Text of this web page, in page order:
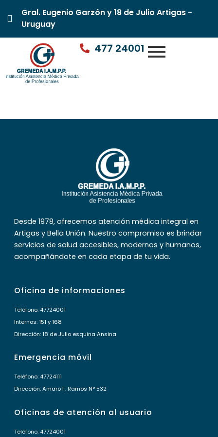
Gral. Eugenio Garzón y 18 de Julio Artigas -
Uruguay
477 24001
Desde 1978, ofrecemos atención médica integral en
Artigas y Bella Unión. Nuestro compromiso es brindar
servicios de salud accesibles, modernos y humanos,
acompañándote en cada etapa de tu vida.
Oficina de informaciones
Teléfono: 47724001
Internos: 151 y 168
Dirección: 18 de Julio esquina Ansina
Emergencia móvil
Teléfono: 47724111
Dirección: Amaro F. Ramos N° 532
Oficinas de atención al usuario
Teléfono: 47724001